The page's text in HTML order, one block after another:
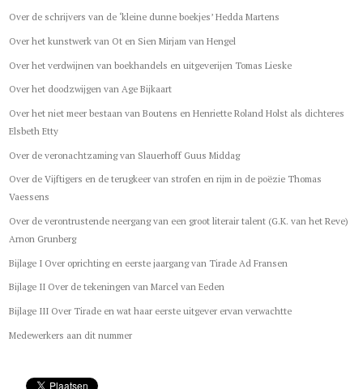
Over de schrijvers van de ‘kleine dunne boekjes’ Hedda Martens
Over het kunstwerk van Ot en Sien Mirjam van Hengel
Over het verdwijnen van boekhandels en uitgeverijen Tomas Lieske
Over het doodzwijgen van Age Bijkaart
Over het niet meer bestaan van Boutens en Henriette Roland Holst als dichteres
Elsbeth Etty
Over de veronachtzaming van Slauerhoff Guus Middag
Over de Vijftigers en de terugkeer van strofen en rijm in de poëzie Thomas
Vaessens
Over de verontrustende neergang van een groot literair talent (G.K. van het Reve)
Arnon Grunberg
Bijlage I Over oprichting en eerste jaargang van Tirade Ad Fransen
Bijlage II Over de tekeningen van Marcel van Eeden
Bijlage III Over Tirade en wat haar eerste uitgever ervan verwachtte
Medewerkers aan dit nummer